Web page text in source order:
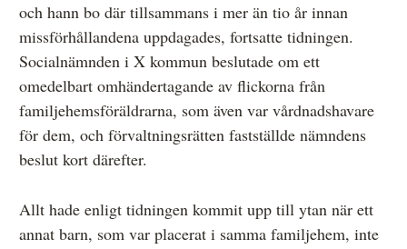
och hann bo där tillsammans i mer än tio år innan
missförhållandena uppdagades, fortsatte tidningen.
Socialnämnden i X kommun beslutade om ett
omedelbart omhändertagande av flickorna från
familjehemsföräldrarna, som även var vårdnadshavare
för dem, och förvaltningsrätten fastställde nämndens
beslut kort därefter.
Allt hade enligt tidningen kommit upp till ytan när ett
annat barn, som var placerat i samma familjehem, inte